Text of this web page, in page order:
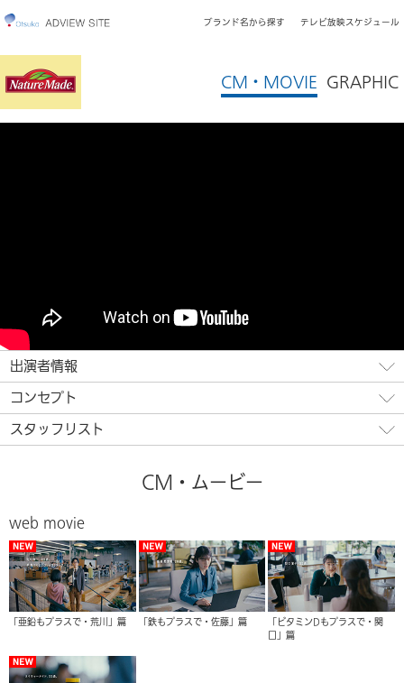
ブランド名から探す テレビ放映スケジュール
CM・MOVIE GRAPHIC
出演者情報
コンセプト
スタッフリスト
CM・ムービー
web movie
「亜鉛もプラスで・荒川」篇 「鉄もプラスで・佐藤」篇
「ビタミンDもプラスで・関
口」篇